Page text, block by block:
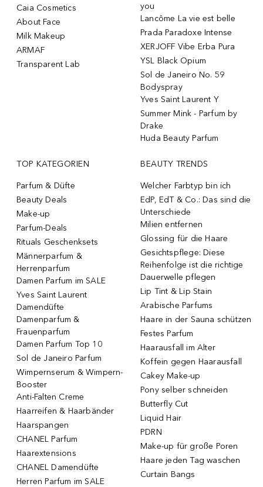
Caia Cosmetics
About Face
Milk Makeup
ARMAF
Transparent Lab
you
Lancôme La vie est belle
Prada Paradoxe Intense
XERJOFF Vibe Erba Pura
YSL Black Opium
Sol de Janeiro No. 59
Bodyspray
Yves Saint Laurent Y
Summer Mink - Parfum by
Drake
Huda Beauty Parfum
TOP KATEGORIEN
Parfum & Düfte
Beauty Deals
Make-up
Parfum-Deals
Rituals Geschenksets
Männerparfum &
Herrenparfum
Damen Parfum im SALE
Yves Saint Laurent
Damendüfte
Damenparfum &
Frauenparfum
Damen Parfum Top 10
Sol de Janeiro Parfum
Wimpernserum & Wimpern-
Booster
Anti-Falten Creme
Haarreifen & Haarbänder
Haarspangen
CHANEL Parfum
Haarextensions
CHANEL Damendüfte
Herren Parfum im SALE
BEAUTY TRENDS
Welcher Farbtyp bin ich
EdP, EdT & Co.: Das sind die
Unterschiede
Milien entfernen
Glossing für die Haare
Gesichtspflege: Diese
Reihenfolge ist die richtige
Dauerwelle pflegen
Lip Tint & Lip Stain
Arabische Parfums
Haare in der Sauna schützen
Festes Parfum
Haarausfall im Alter
Koffein gegen Haarausfall
Cakey Make-up
Pony selber schneiden
Butterfly Cut
Liquid Hair
PDRN
Make-up für große Poren
Haare jeden Tag waschen
Curtain Bangs